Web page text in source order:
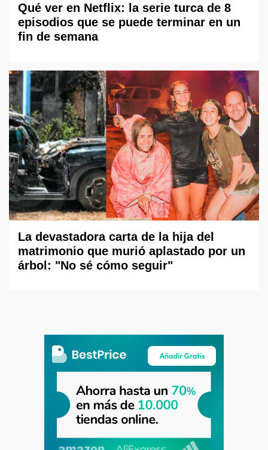
Qué ver en Netflix: la serie turca de 8
episodios que se puede terminar en un
fin de semana
La devastadora carta de la hija del
matrimonio que murió aplastado por un
árbol: "No sé cómo seguir"